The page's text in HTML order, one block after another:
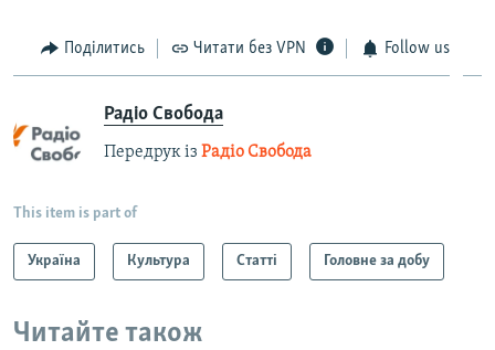
Поділитись Читати без VPN Follow us
Радіо Свобода
Передрук із Радіо Свобода
This item is part of
Україна Культура Статті Головне за добу
Читайте також